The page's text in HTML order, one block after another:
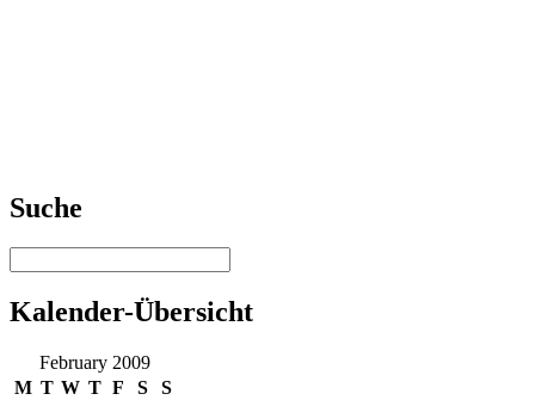
Suche
Kalender-Übersicht
February 2009
M T W T F S
S